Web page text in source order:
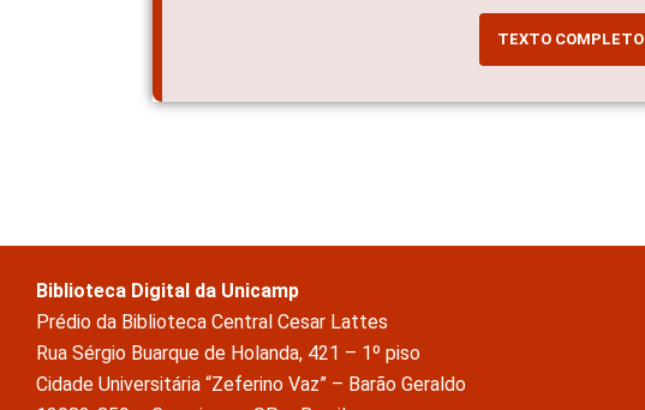
TEXTO COMPLETO
Biblioteca Digital da Unicamp
Prédio da Biblioteca Central Cesar Lattes
Rua Sérgio Buarque de Holanda, 421 – 1º piso
Cidade Universitária “Zeferino Vaz” – Barão Geraldo